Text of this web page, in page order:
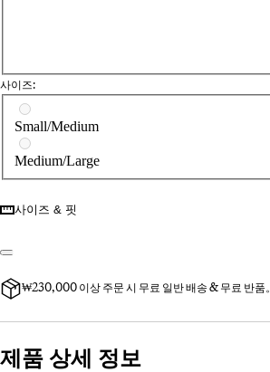
사이즈:
사이즈를 선택하세요
Small/Medium
Medium/Large
사이즈 & 핏
₩230,000 이상 주문 시 무료 일반 배송 & 무료 반품。
제품 상세 정보